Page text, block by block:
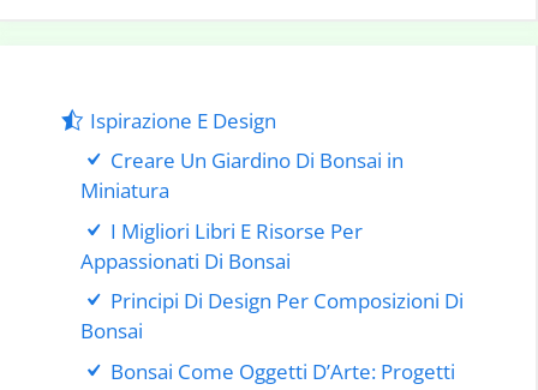
Ispirazione E Design
Creare Un Giardino Di Bonsai in
Miniatura
I Migliori Libri E Risorse Per
Appassionati Di Bonsai
Principi Di Design Per Composizioni Di
Bonsai
Bonsai Come Oggetti D’Arte: Progetti